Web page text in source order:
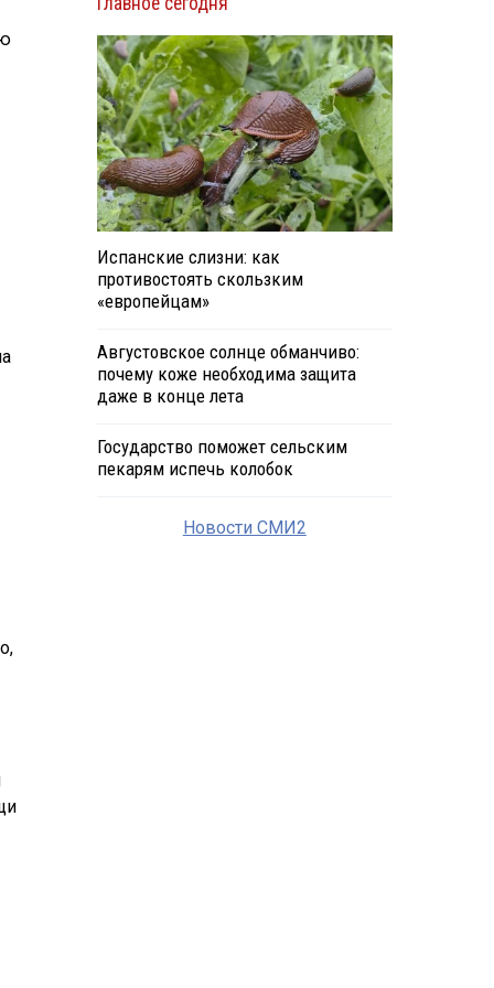
Испанские слизни: как
противостоять скользким
«европейцам»
Августовское солнце обманчиво:
почему коже необходима защита
даже в конце лета
Государство поможет сельским
пекарям испечь колобок
Новости СМИ2